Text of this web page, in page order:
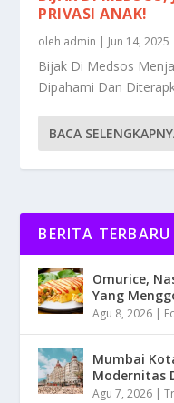
PRIVASI ANAK!
oleh admin | Jun 14, 2025
Bijak Di Medsos
Dipahami Dan
BACA
BERITA TERBARU
Omurice,
Yang
Agu 8, 2026 |
Mumbai
Modernitas
Agu 7, 2026 |